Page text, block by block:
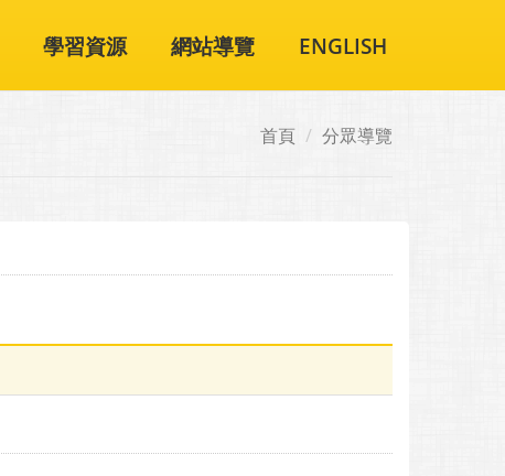
學習資源 網站導覽 ENGLISH
首頁 分眾導覽